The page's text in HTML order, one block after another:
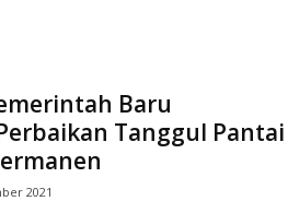
Baru
Tanggul Pantai
2021